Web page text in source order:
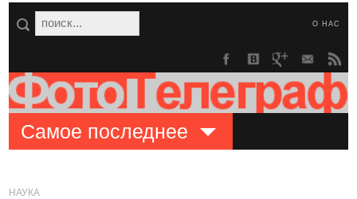
О НАС
Самое последнее
НАУКА